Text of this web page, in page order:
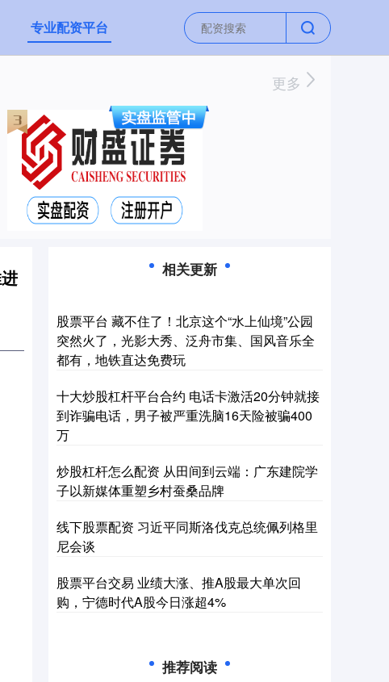
专业配资平台
更多
相关更新
股票平台 藏不住了！北京这个“水上仙境”公园
突然火了，光影大秀、泛舟市集、国风音乐全
都有，地铁直达免费玩
十大炒股杠杆平台合约 电话卡激活20分钟就接
到诈骗电话，男子被严重洗脑16天险被骗400
万
炒股杠杆怎么配资 从田间到云端：广东建院学
子以新媒体重塑乡村蚕桑品牌
线下股票配资 习近平同斯洛伐克总统佩列格里
尼会谈
股票平台交易 业绩大涨、推A股最大单次回
购，宁德时代A股今日涨超4%
推荐阅读